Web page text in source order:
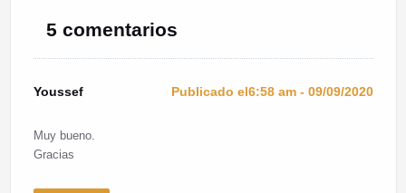
5 comentarios
Youssef Publicado el6:58 am - 09/09/2020
Muy bueno.
Gracias